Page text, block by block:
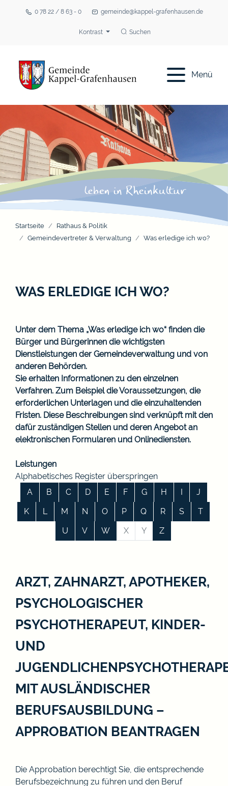
0 78 22 / 8 63 - 0 gemeinde@kappel-grafenhausen.de
Kontrast Suchen
Menü
Startseite
Rathaus & Politik
Gemeindevertreter & Verwaltung
Was erledige ich wo?
WAS ERLEDIGE ICH WO?
Unter dem Thema „Was erledige ich wo“ finden die
Bürger und Bürgerinnen die wichtigsten
Dienstleistungen der Gemeindeverwaltung und von
anderen Behörden.
Sie erhalten Informationen zu den einzelnen
Verfahren. Zum Beispiel die Voraussetzungen, die
erforderlichen Unterlagen und die einzuhaltenden
Fristen. Diese Beschreibungen sind verknüpft mit den
dafür zuständigen Stellen und deren Angebot an
elektronischen Formularen und Onlinediensten.
Leistungen
Alphabetisches Register überspringen
A
B C D E F G H I
J
K
L M N O P Q R S
T
U
V W X Y Z
ARZT, ZAHNARZT, APOTHEKER,
PSYCHOLOGISCHER
PSYCHOTHERAPEUT, KINDER-
UND
MIT AUSLÄNDISCHER
BERUFSAUSBILDUNG –
APPROBATION BEANTRAGEN
Die Approbation berechtigt Sie, die entsprechende
Berufsbezeichnung zu führen und den Beruf